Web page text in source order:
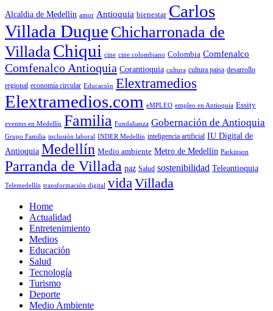
Alcaldia de Medellín amor Antioquia bienestar Carlos
Villada Duque Chicharronada de
Villada Chiqui cine cine colombiano Colombia Comfenalco
Comfenalco Antioquia Corantioquia cultura cultura paisa desarrollo
regional economía circular Educación Elextramedios
Elextramedios.com eMPLEO empleo en Antioquia Essity
eventos en Medellín Familia Fundalianza Gobernación de Antioquia
Grupo Familia inclusión laboral INDER Medellín inteligencia artificial IU Digital de
Antioquia Medellín Medio ambiente Metro de Medellín Parkinson
Parranda de Villada paz Salud sostenibilidad Teleantioquia
Telemedellín transformación digital vida Villada
Home
Actualidad
Entretenimiento
Medios
Educación
Salud
Tecnología
Turismo
Deporte
Medio Ambiente